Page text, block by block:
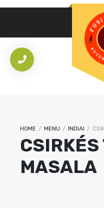
HOME / MENU / INDIAI /
MASALA